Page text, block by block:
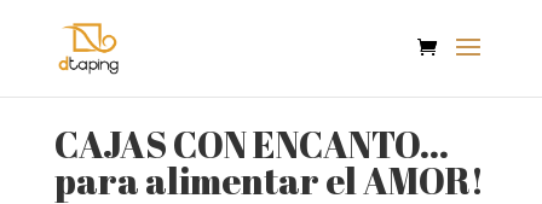
CAJAS CON ENCANTO…
para alimentar el AMOR!